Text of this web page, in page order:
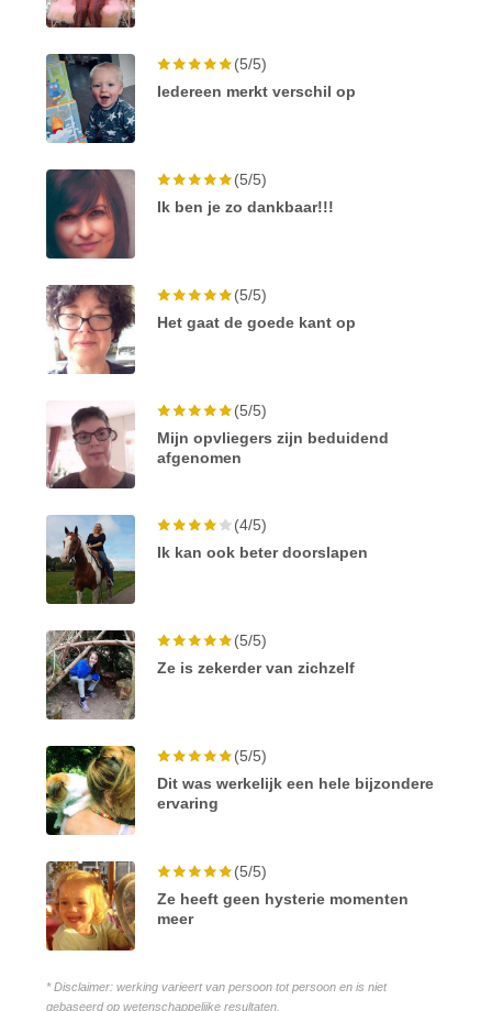
(5/5)
Iedereen merkt verschil op
(5/5)
Ik ben je zo dankbaar!!!
(5/5)
Het gaat de goede kant op
(5/5)
Mijn opvliegers zijn beduidend
afgenomen
(4/5)
Ik kan ook beter doorslapen
(5/5)
Ze is zekerder van zichzelf
(5/5)
Dit was werkelijk een hele bijzondere
ervaring
(5/5)
Ze heeft geen hysterie momenten
meer
* Disclaimer: werking varieert van persoon tot persoon en is niet
gebaseerd op wetenschappelijke resultaten.